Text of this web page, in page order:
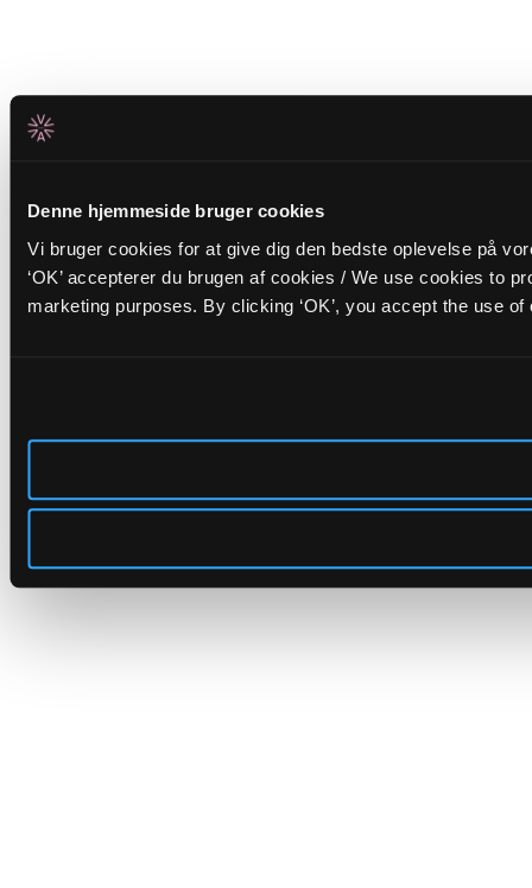
Denne hjemmeside bruger cookies
Vi bruger cookies for at give dig den bedste oplevelse på
‘OK’ accepterer du brugen af cookies / We use cookies to
marketing purposes. By clicking ‘OK’, you accept the use of